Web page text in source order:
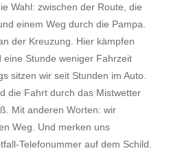
Wahl: zwischen der Route, die
einem Weg durch die Pampa.
der Kreuzung. Hier kämpfen
Stunde weniger Fahrzeit
sitzen wir seit Stunden im Auto.
die Fahrt durch das Mistwetter
Mit anderen Worten: wir
Weg. Und merken uns
Telefonummer auf dem Schild.